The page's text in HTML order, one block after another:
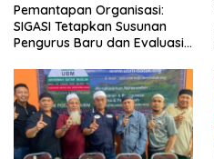
Pemantapan Organisasi:
SIGASI Tetapkan Susunan
Pengurus Baru dan Evaluasi